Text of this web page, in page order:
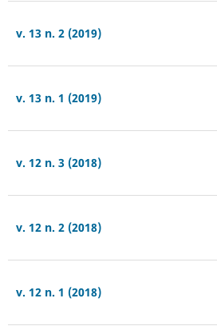
v. 13 n. 2 (2019)
v. 13 n. 1 (2019)
v. 12 n. 3 (2018)
v. 12 n. 2 (2018)
v. 12 n. 1 (2018)